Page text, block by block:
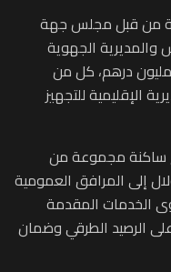
من قبل مجلس جهة
الجهوية
للتجهيز والماء بغلاف مالي قدره 10.6 مليون درهم، كل من
الإقليمية للتجهيز
ساكنة مجموعة من
إلى المرافق العمومية
الخدمات المقدمة
الرصيد الطرقي وضمان